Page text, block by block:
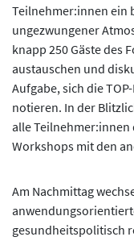
Teilnehmer:innen ein
ungezwungener
knapp 250 Gäste des
austauschen und
Aufgabe, sich die
notieren. In der
alle Teilnehmer:innen
Workshops mit den
Am Nachmittag
gesundheitspolitisch